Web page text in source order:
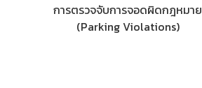
การตรวจจับการจอดผิดกฎหมาย
(Parking Violations)